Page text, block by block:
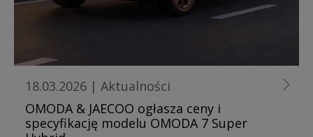
18.03.2026 | Aktualności
OMODA & JAECOO ogłasza ceny i
specyfikację modelu OMODA 7 Super